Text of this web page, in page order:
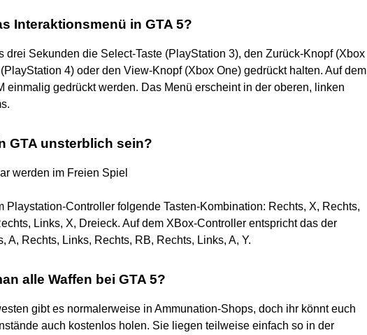
Interaktionsmenü in GTA 5?
drei Sekunden die Select-Taste (PlayStation 3), den Zurück-Knopf (Xbox
4) oder den View-Knopf (Xbox One) gedrückt halten. Auf dem
einmalig gedrückt werden. Das Menü erscheint in der oberen, linken
GTA unsterblich sein?
werden im Freien Spiel
Playstation-Controller folgende Tasten-Kombination: Rechts, X, Rechts,
Links, X, Dreieck. Auf dem XBox-Controller entspricht das der
A, Rechts, Links, Rechts, RB, Rechts, Links, A, Y.
alle Waffen bei GTA 5?
gibt es normalerweise in Ammunation-Shops, doch ihr könnt euch
auch kostenlos holen. Sie liegen teilweise einfach so in der